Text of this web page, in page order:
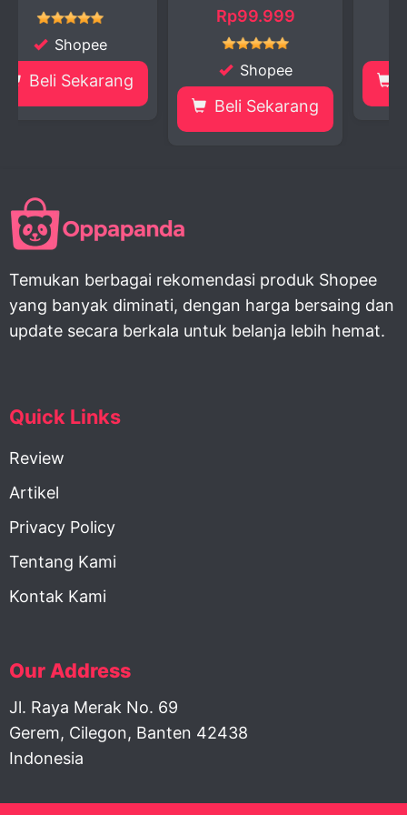
Rp99.999
Shopee
Beli Sekarang
Beli Sekarang
Temukan berbagai rekomendasi produk Shopee
yang banyak diminati, dengan harga bersaing dan
update secara berkala untuk belanja lebih hemat.
Quick Links
Review
Artikel
Privacy Policy
Tentang Kami
Kontak Kami
Our Address
Jl. Raya Merak No. 69
Gerem, Cilegon, Banten 42438
Indonesia